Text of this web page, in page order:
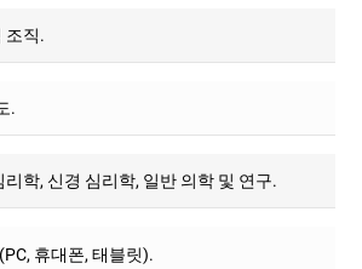
조직.
.
학, 신경 심리학, 일반 의학 및 연구.
휴대폰, 태블릿).